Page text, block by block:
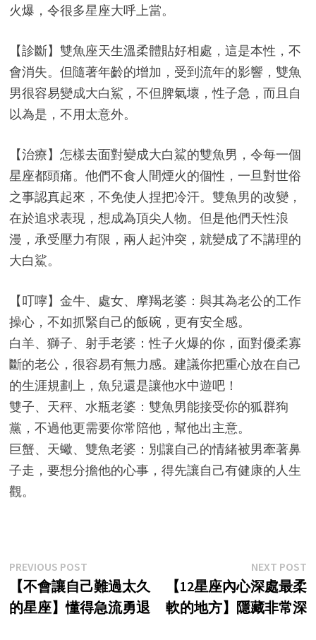
火爆，令很多星座大呼上當。
【診斷】雙魚座天生溫柔體貼好相處，這是本性，不
會消失。但隨著年齡的增加，受到流年的影響，雙魚
男很容易變成大白鯊，不但脾氣壞，性子急，而且自
以為是，不用太意外。
【治療】怎樣去面對變成大白鯊的雙魚男，令每一個
星座都頭痛。他們不食人間煙火的個性，一旦對世俗
之事認真起來，不免使人捏把冷汗。雙魚男的改變，
在於追求表現，想成為頂尖人物。但是他們天性浪
漫，承受壓力有限，兩人起沖突，就變成了不講理的
大白鯊。
【叮嚀】金牛、處女、摩羯老婆：與其為老公的工作
操心，不如抓緊自己的飯碗，更有安全感。
白羊、獅子、射手老婆：性子火爆的你，面對優柔寡
斷的老公，很容易有無力感。建議你把重心放在自己
的生涯規劃上，魚兒還是讓他水中遊吧！
雙子、天秤、水瓶老婆：雙魚男能接受你的狐群狗
黨，不過他更需要你常陪他，幫他出主意。
巨蟹、天蠍、雙魚老婆：別讓自己的情緒被男牽著鼻
子走，要想分擔他的心事，得先讓自己有健康的人生
觀。
Post
navigation
PREVIOUS POSTPrevious
post:
【不會讓自己難過太久
的星座】懂得急流勇退
NEXT POST
【12星座內心深處最柔
軟的地方】隱藏非常深